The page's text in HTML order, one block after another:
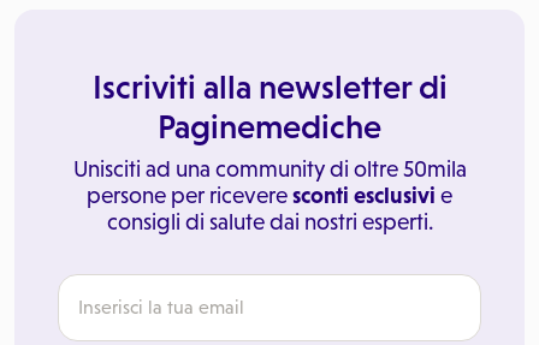
Iscriviti alla newsletter di
Paginemediche
Unisciti ad una community di oltre 50mila
persone per riceveresconti esclusivi e
consigli di salute dai nostri esperti.